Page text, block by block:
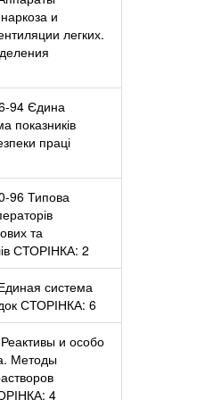
и
легких.
94 Єдина
показників
праці
96 Типова
та
СТОРІНКА: 2
система
СТОРІНКА: 6
и особо
Методы
4